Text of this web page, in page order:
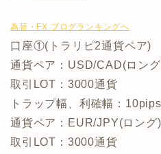
為替・FX ブログランキングへ
口座①(トラリピ2通貨ペア)
通貨ペア：USD/CAD(ロン
取引LOT：3000通貨
トラップ幅、利確幅：
通貨ペア：EUR/JPY(ロング)
取引LOT：3000通貨